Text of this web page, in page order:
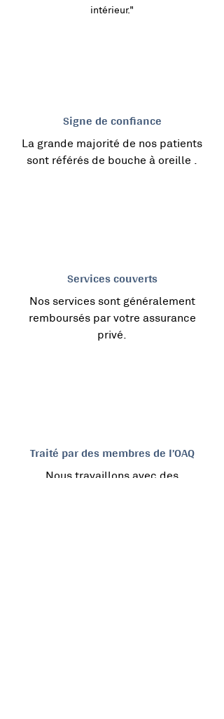
intérieur."
Signe de confiance
La grande majorité de nos patients
sont référés de bouche à oreille .
Services couverts
Nos services sont généralement
remboursés par votre assurance
privé.
Traité par des membres de l’OAQ
Nous travaillons avec des